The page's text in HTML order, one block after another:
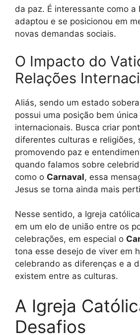
da paz. É interessante como a
adaptou e se posicionou em
novas demandas sociais.
O Impacto do
Relações
Aliás, sendo um estado
possui uma posição bem
internacionais. Busca criar
diferentes culturas e religiões,
promovendo paz e
quando falamos sobre
como o Carnaval, essa
Jesus se torna ainda mais
Nesse sentido, a Igreja
em um elo de união entre os
celebrações, em especial o
tona esse desejo de viver em
celebrando as diferenças e a
existem entre as culturas.
A Igreja
Desafios